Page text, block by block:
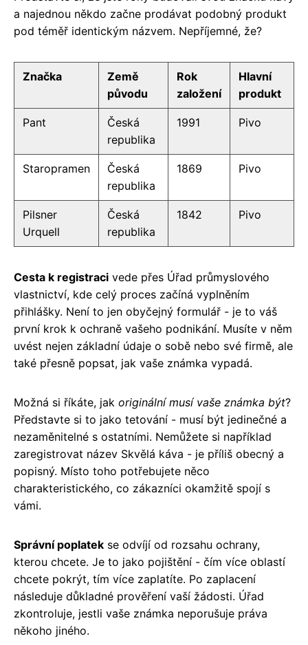
a najednou někdo začne prodávat podobný produkt
pod téměř identickým názvem. Nepříjemné, že?
Značka
Země
původu
Rok
založení
Hlavní
produkt
Pant
Česká
republika
1991 Pivo
Staropramen
Česká
republika
1869 Pivo
Pilsner
Urquell
Česká
republika
1842 Pivo
Cesta k registraci vede přes Úřad průmyslového
vlastnictví, kde celý proces začíná vyplněním
přihlášky. Není to jen obyčejný formulář - je to váš
první krok k ochraně vašeho podnikání. Musíte v něm
uvést nejen základní údaje o sobě nebo své firmě, ale
také přesně popsat, jak vaše známka vypadá.
Možná si říkáte, jak originální musí vaše známka být?
Představte si to jako tetování - musí být jedinečné a
nezaměnitelné s ostatními. Nemůžete si například
zaregistrovat název Skvělá káva - je příliš obecný a
popisný. Místo toho potřebujete něco
charakteristického, co zákazníci okamžitě spojí s
vámi.
Správní poplatek se odvíjí od rozsahu ochrany,
kterou chcete. Je to jako pojištění - čím více oblastí
chcete pokrýt, tím více zaplatíte. Po zaplacení
následuje důkladné prověření vaší žádosti. Úřad
zkontroluje, jestli vaše známka neporušuje práva
někoho jiného.